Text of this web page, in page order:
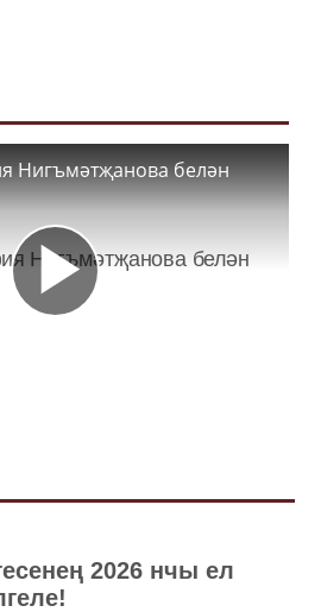
Нигъмәтҗанова белән
2026 нчы ел